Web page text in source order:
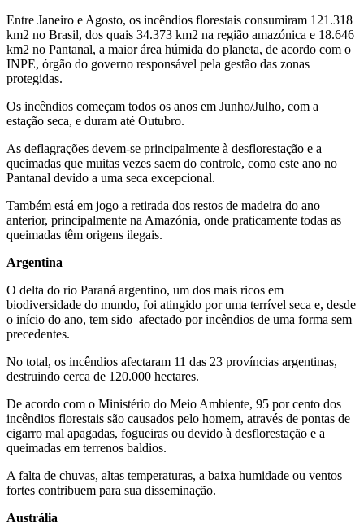
Entre Janeiro e Agosto, os incêndios florestais consumiram 121.318
km2 no Brasil, dos quais 34.373 km2 na região amazónica e 18.646
km2 no Pantanal, a maior área húmida do planeta, de acordo com o
INPE, órgão do governo responsável pela gestão das zonas
protegidas.
Os incêndios começam todos os anos em Junho/Julho, com a
estação seca, e duram até Outubro.
As deflagrações devem-se principalmente à desflorestação e a
queimadas que muitas vezes saem do controle, como este ano no
Pantanal devido a uma seca excepcional.
Também está em jogo a retirada dos restos de madeira do ano
anterior, principalmente na Amazónia, onde praticamente todas as
queimadas têm origens ilegais.
Argentina
O delta do rio Paraná argentino, um dos mais ricos em
biodiversidade do mundo, foi atingido por uma terrível seca e, desde
o início do ano, tem sido afectado por incêndios de uma forma sem
precedentes.
No total, os incêndios afectaram 11 das 23 províncias argentinas,
destruindo cerca de 120.000 hectares.
De acordo com o Ministério do Meio Ambiente, 95 por cento dos
incêndios florestais são causados pelo homem, através de pontas de
cigarro mal apagadas, fogueiras ou devido à desflorestação e a
queimadas em terrenos baldios.
A falta de chuvas, altas temperaturas, a baixa humidade ou ventos
fortes contribuem para sua disseminação.
Austrália